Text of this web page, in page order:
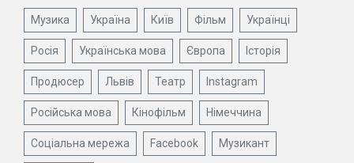
Музика Україна Київ Фільм Українці
Росія Українська мова Європа Історія
Продюсер Львів Театр Instagram
Російська мова Кінофільм Німеччина
Соціальна мережа Facebook Музикант